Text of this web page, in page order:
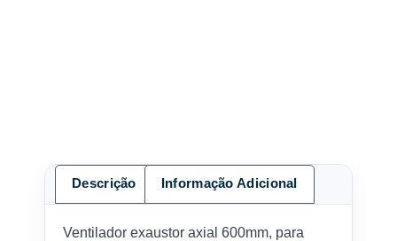
Descrição Informação Adicional
Ventilador exaustor axial 600mm, para